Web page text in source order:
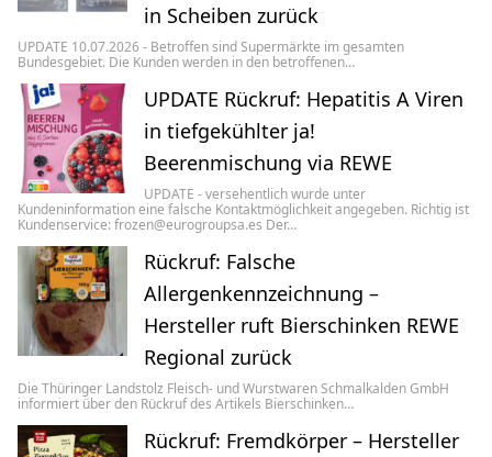
in Scheiben zurück
UPDATE 10.07.2026 - Betroffen sind Supermärkte im gesamten
Bundesgebiet. Die Kunden werden in den betroffenen…
UPDATE Rückruf: Hepatitis A Viren
in tiefgekühlter ja!
Beerenmischung via REWE
UPDATE - versehentlich wurde unter
Kundeninformation eine falsche Kontaktmöglichkeit angegeben. Richtig ist
Kundenservice: frozen@eurogroupsa.es Der…
Rückruf: Falsche
Allergenkennzeichnung –
Hersteller ruft Bierschinken REWE
Regional zurück
Die Thüringer Landstolz Fleisch- und Wurstwaren Schmalkalden GmbH
informiert über den Rückruf des Artikels Bierschinken…
Rückruf: Fremdkörper – Hersteller